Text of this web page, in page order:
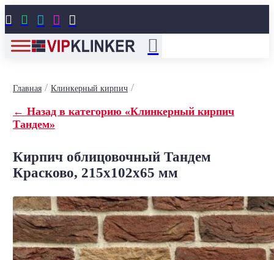
    
Главная/ Клинкерный кирпич/
← Назад в категорию «Клинкерный кирпич
Тандем»
Кирпич облицовочный Тандем
Красково, 215x102x65 мм